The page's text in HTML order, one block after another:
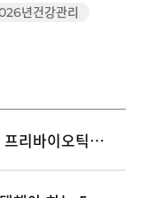
년건강관리
내 몸속 유익균을 깨우는 힘! 프리바이오틱스 풍부한 식품 5가지와 효과적인 섭취 가이드